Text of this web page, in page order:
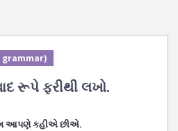
grammar)
રૂપે ફરીથી લખો.
આપણે કહીએ છીએ.